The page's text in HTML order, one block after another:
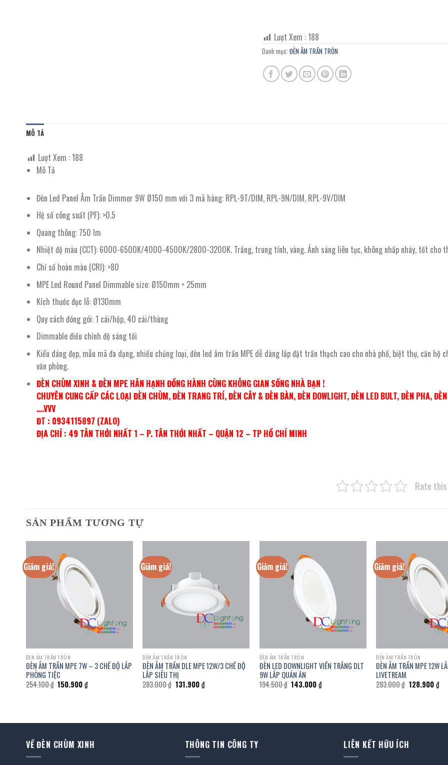
Lượt Xem :188
Danh mục: ĐÈN ÂM TRẦN TRÒN
MÔ TẢ
Lượt Xem :188
Mô Tả
Đèn Led Panel Âm Trần Dimmer 9W Ø150 mm với 3 mã hàng: RPL-9T/DIM, RPL-9N/DIM, RPL-9V/DIM
Hệ số công suất (PF): >0.5
Quang thông: 750 lm
Nhiệt độ màu (CCT): 6000-6500K/4000-4500K/2800-3200K. Trắng, trung tính, vàng. Ánh sáng liên tục, không nhấp nháy, tốt cho
Chỉ số hoàn màu (CRI): >80
MPE Led Round Panel Dimmable size: Ø150mm × 25mm
Kích thước đục lỗ: Ø130mm
Quy cách đóng gói: 1 cái/hộp, 40 cái/thùng
Dimmable điều chỉnh độ sáng tối
Kiểu dáng đẹp, mẫu mã đa dạng, nhiều chủng loại, đèn led âm trần MPE dễ dàng lắp đặt trần thạch cao cho nhà phố, biệt thự, căn hộ
văn phòng.
ĐÈN CHÙM XINH & ĐÈN MPE HÂN HẠNH ĐỒNG HÀNH CÙNG KHÔNG GIAN SỐNG NHÀ BẠN !
CHUYÊN CUNG CẤP CÁC LOẠI ĐÈN CHÙM, ĐÈN TRANG TRÍ, ĐÈN CÂY & ĐÈN BÀN, ĐÈN DOWLIGHT, ĐÈN LED BULT, ĐÈN PHA,
….VVV
ĐT : 0934115897 (ZALO)
ĐỊA CHỈ : 49 TÂN THỚI NHẤT 1 – P. TÂN THỚI NHẤT – QUẬN 12 – TP HỒ CHÍ MINH
Rate
SẢN PHẨM TƯƠNG TỰ
Giảm giá!
ĐÈN ÂM TRẦN TRÒN
ĐÈN ÂM TRẦN MPE 7W – 3 CHẾ ĐỘ LẮP
PHÒNG TIỆC
254.100₫ Giá
gốc
150.900₫Giá
Giảm giá!
ĐÈN ÂM TRẦN TRÒN
ĐÈN ÂM TRẦN DLE MPE 12W/3 CHẾ ĐỘ
LẮP SIÊU THỊ
283.000₫ Giá
gốc
131.900₫Giá
hiện
Giảm giá!
ĐÈN ÂM TRẦN TRÒN
ĐÈN LED DOWNLIGHT VIỀN TRẮNG DLT
9W LẮP QUÁN ĂN
194.500₫ Giá
gốc
143.000₫Giá
Giảm giá!
ĐÈN ÂM TRẦN TRÒN
ĐÈN ÂM TRẦN MPE 12W
LIVETREAM
283.000₫ Giá
gốc
128.900₫Giá
hiện
VỀ ĐÈN CHÙM XINH THÔNG TIN CÔNG TY LIÊN KẾT HỮU ÍCH